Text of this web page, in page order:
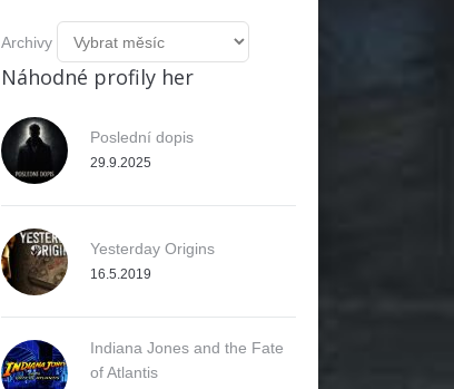
Archivy
Náhodné profily her
Poslední dopis
29.9.2025
Yesterday Origins
16.5.2019
Indiana Jones and the Fate
of Atlantis